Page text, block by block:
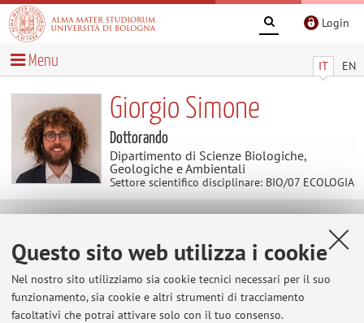
Questo sito web utilizza i cookie
Nel nostro sito utilizziamo sia cookie tecnici necessari per il suo
funzionamento, sia cookie e altri strumenti di tracciamento
facoltativi che potrai attivare solo con il tuo consenso.
Login
IT EN
Menu
Giorgio Simone
Dottorando
Dipartimento di Scienze Biologiche,
Geologiche e Ambientali
Settore scientifico disciplinare: BIO/07 ECOLOGIA
Parole chiave: Ripristino ecologico Ecosistemi marini
profondi Ecosistemi marini vulnerabili Modelli di habitat
suitability
Pianificazione dello spazio marittimo